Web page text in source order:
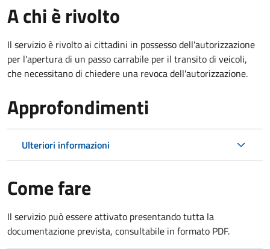
A chi è rivolto
Il servizio è rivolto ai cittadini in possesso dell'autorizzazione
per l'apertura di un passo carrabile per il transito di veicoli,
che necessitano di chiedere una revoca dell'autorizzazione.
Approfondimenti
Ulteriori informazioni
Come fare
Il servizio può essere attivato presentando tutta la
documentazione prevista, consultabile in formato PDF.